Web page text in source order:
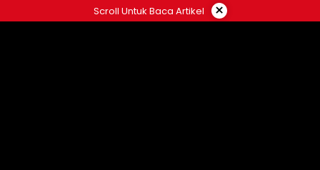
ke
Scroll Untuk Baca Artikel ×